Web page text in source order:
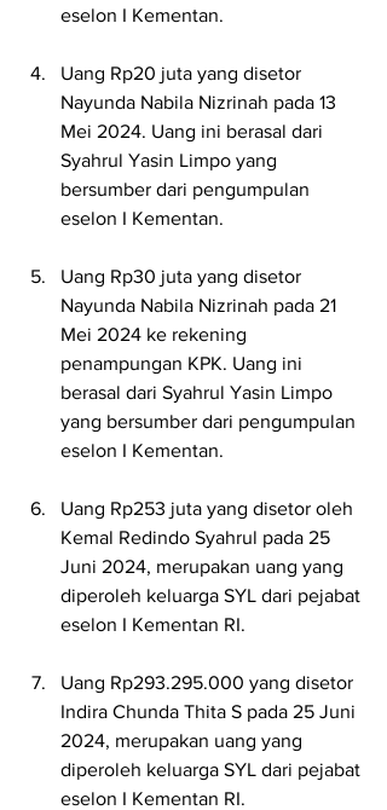
eselon I Kementan.
Uang Rp20 juta yang disetor
Nayunda Nabila Nizrinah pada 13
Mei 2024. Uang ini berasal dari
Syahrul Yasin Limpo yang
bersumber dari pengumpulan
eselon I Kementan.
Uang Rp30 juta yang disetor
Nayunda Nabila Nizrinah pada 21
Mei 2024 ke rekening
penampungan KPK. Uang ini
berasal dari Syahrul Yasin Limpo
yang bersumber dari pengumpulan
eselon I Kementan.
Uang Rp253 juta yang disetor oleh
Kemal Redindo Syahrul pada 25
Juni 2024, merupakan uang yang
diperoleh keluarga SYL dari pejabat
eselon I Kementan RI.
Uang Rp293.295.000 yang disetor
Indira Chunda Thita S pada 25 Juni
2024, merupakan uang yang
diperoleh keluarga SYL dari pejabat
eselon I Kementan RI.